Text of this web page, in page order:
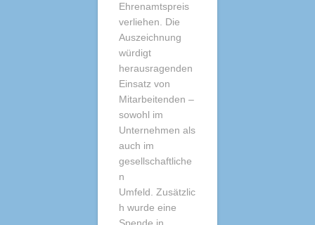
Ehrenamtspreis
verliehen. Die
Auszeichnung
würdigt
herausragenden
Einsatz von
Mitarbeitenden –
sowohl im
Unternehmen als
auch im
gesellschaftliche
n
Umfeld. Zusätzlic
h wurde eine